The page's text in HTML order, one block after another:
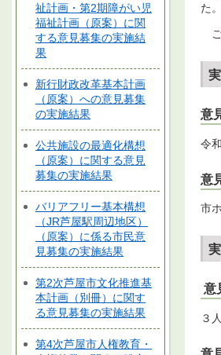
祉計画・第2期障がい児
福祉計画（原案）に関
する意見募集の実施結
果
新行財政改革基本計画
（原案）への意見募集
の実施結果
公共施設の最適化構想
（原案）に関する意見
募集の実施結果
バリアフリー基本構想
（JR芦屋駅周辺地区）
（原案）に係る市民意
見募集の実施結果
第2次芦屋市文化推進基
本計画（別冊）に関す
る意見募集の実施結果
第4次芦屋市人権教育・
た。
ご
意
令
意
市
意
３